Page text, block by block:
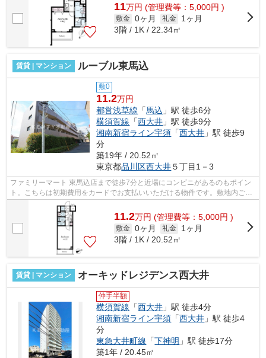
11万円 (管理費等：5,000円 )
敷金 0ヶ月 礼金
1ヶ月
3階 / 1K / 22.34㎡
賃貸 | マンション ルーブル東馬込
敷0
11.2万円
都営浅草線 「馬込 」駅 徒歩6分
横須賀線 「西大井 」駅 徒歩9分
湘南新宿ライン宇須 「西大井 」駅 徒歩9
分
築19年 / 20.52㎡
東京都品川区西大井５丁目1－3
ファミリーマート 東馬込店まで徒歩7分と近場にコンビニがあるのもポイン
ト。こちらは初期費用をカードでお支払いいただける物件です。敷地内ごみ
置き場は、忙しいあなたにとってマス...
11.2万円 (管理費等：5,000円 )
敷金 0ヶ月 礼金
1ヶ月
3階 / 1K / 20.52㎡
賃貸 | マンション オーキッドレジデンス西大井
仲手半額
横須賀線 「西大井 」駅 徒歩4分
湘南新宿ライン宇須 「西大井 」駅 徒歩4
分
東急大井町線 「下神明 」駅 徒歩17分
築1年 / 20.45㎡